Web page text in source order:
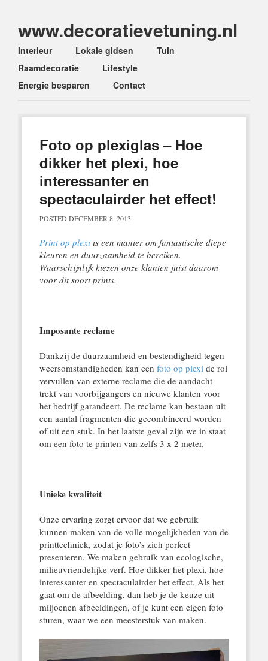
www.decoratievetuning.nl
Main menu
Skip
to
content
Interieur Lokale gidsen
Tuin
Raamdecoratie
Lifestyle
Energie besparen
Contact
Foto op plexiglas – Hoe
dikker het plexi, hoe
interessanter en
spectaculairder het effect!
POSTED DECEMBER 8, 2013
Print op plexi is een manier om fantastische diepe
kleuren en duurzaamheid te bereiken.
Waarschijnlijk kiezen onze klanten juist daarom
voor dit soort prints.
Imposante reclame
Dankzij de duurzaamheid en bestendigheid tegen
weersomstandigheden kan een foto op plexide rol
vervullen van externe reclame die de aandacht
trekt van voorbijgangers en nieuwe klanten voor
het bedrijf garandeert. De reclame kan bestaan uit
een aantal fragmenten die gecombineerd worden
of uit een stuk. In het laatste geval zijn we in staat
om een foto te printen van zelfs 3 x 2 meter.
Unieke kwaliteit
Onze ervaring zorgt ervoor dat we gebruik
kunnen maken van de volle mogelijkheden van de
printtechniek, zodat je foto’s zich perfect
presenteren. We maken gebruik van ecologische,
milieuvriendelijke verf. Hoe dikker het plexi, hoe
interessanter en spectaculairder het effect. Als het
gaat om de afbeelding, dan heb je de keuze uit
miljoenen afbeeldingen, of je kunt een eigen foto
sturen, waar we een meesterstuk van maken.